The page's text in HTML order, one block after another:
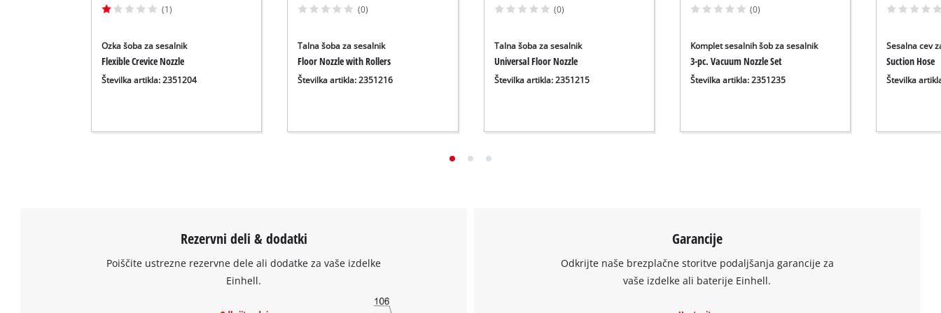
(1)
Ozka šoba za sesalnik
Flexible Crevice Nozzle
Številka artikla: 2351204
(0)
Talna šoba za sesalnik
Floor Nozzle with Rollers
Številka artikla: 2351216
(0)
Talna šoba za sesalnik
Universal Floor Nozzle
Številka artikla: 2351215
(0)
Komplet sesalnih šob za sesalnik
3-pc. Vacuum Nozzle Set
Številka artikla: 2351235
Sesalna cev
Suction Hose
Številka
Rezervni deli & dodatki
Poiščite ustrezne rezervne dele ali dodatke za vaše izdelke
Einhell.
Garancije
Odkrijte naše brezplačne storitve podaljšanja garancije za
vaše izdelke ali baterije Einhell.